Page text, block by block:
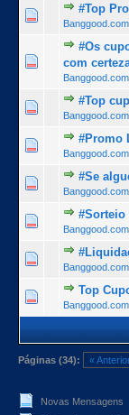
#Top
Banggood.com
#Os
com
Banggood.com
#Top
Banggood.com
#Promo
Banggood.com
#Se
Banggood.com
#Sorteio
Banggood.com
Banggood.com
Top
Banggood.com
Páginas (34): «
Novas Mensagens